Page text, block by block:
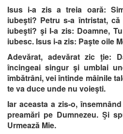
Isus i-a zis a treia oară:
iubeşti? Petru s-a întristat,
iubeşti? şi I-a zis: Doamne,
iubesc. Isus i-a zis: Paşte oile
Adevărat, adevărat zic ţie:
încingeai singur şi umblai
îmbătrâni, vei întinde mâinile
te va duce unde nu voieşti.
Iar aceasta a zis-o,
preamări pe Dumnezeu. Şi
Urmează Mie.